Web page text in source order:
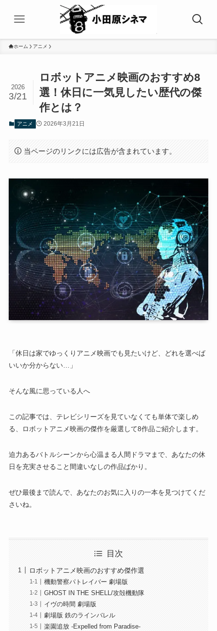
ホーム アニメ
ロボットアニメ映画のおすすめ8
選！休日に一気見したい歴代の傑
作とは？
2026
3/21
アニメ 2026年3月21日
当ページのリンクには広告が含まれています。
「休日は家でゆっくりアニメ映画でも見たいけど、どれを選べば
いいか分からない…」
そんな風に思っている人へ
この記事では、テレビシリーズを見ていなくても単体で楽しめ
る、ロボットアニメ映画の傑作を厳選して8作品ご紹介します。
迫力あるバトルシーンから心温まる人間ドラマまで、あなたの休
日を充実させること間違いなしの作品ばかり。
ぜひ最後まで読んで、あなたのお気に入りの一本を見つけてくだ
さいね。
目次
ロボットアニメ映画のおすすめ傑作選
機動警察パトレイバー 劇場版
GHOST IN THE SHELL/攻殻機動隊
イヴの時間 劇場版
劇場版 鉄のラインバレル
楽園追放 -Expelled from Paradise-